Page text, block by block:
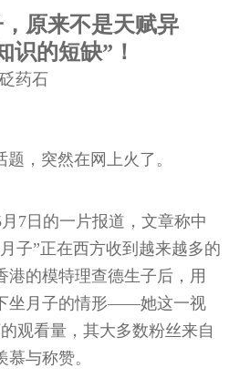
原来不是天赋异
识的短缺”！
药石
，突然在网上火了。
日的一片报道，文章称中
子”正在西方收到越来越多的
港的模特理查德生子后，用
坐月子的情形——她这一视
观看量，其大多数粉丝来自
与称赞。